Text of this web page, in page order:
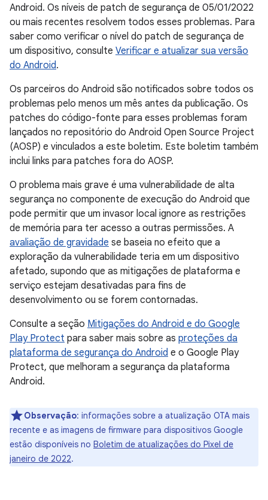
Android. Os níveis de patch de segurança de 05/01/2022
ou mais recentes resolvem todos esses problemas. Para
saber como verificar o nível do patch de segurança de
um dispositivo, consulte Verificar e atualizar sua versão
do Android.
Os parceiros do Android são notificados sobre todos os
problemas pelo menos um mês antes da publicação. Os
patches do código-fonte para esses problemas foram
lançados no repositório do Android Open Source Project
(AOSP) e vinculados a este boletim. Este boletim também
inclui links para patches fora do AOSP.
O problema mais grave é uma vulnerabilidade de alta
segurança no componente de execução do Android que
pode permitir que um invasor local ignore as restrições
de memória para ter acesso a outras permissões. A
avaliação de gravidade se baseia no efeito que a
exploração da vulnerabilidade teria em um dispositivo
afetado, supondo que as mitigações de plataforma e
serviço estejam desativadas para fins de
desenvolvimento ou se forem contornadas.
Consulte a seção Mitigações do Android e do Google
Play Protect para saber mais sobre as proteções da
plataforma de segurança do Android e o Google Play
Protect, que melhoram a segurança da plataforma
Android.
Observação: informações sobre a atualização OTA mais
recente e as imagens de firmware para dispositivos Google
estão disponíveis no Boletim de atualizações do Pixel de
janeiro de 2022.